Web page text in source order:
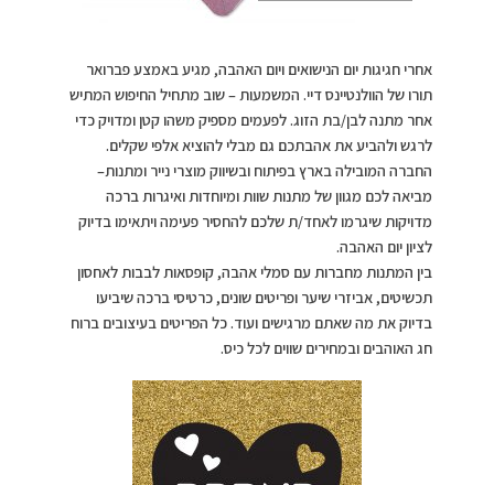
אחרי חגיגות יום הנישואים ויום האהבה, מגיע באמצע פברואר
תורו של הוולנטיינס דיי. המשמעות – שוב מתחיל החיפוש המתיש
אחר מתנה לבן/בת הזוג. לפעמים מספיק משהו קטן ומדויק כדי
לרגש ולהביע את אהבתכם גם מבלי להוציא אלפי שקלים.
החברה המובילה בארץ בפיתוח ובשיווק מוצרי נייר ומתנות–
מביאה לכם מגוון של מתנות שוות ומיוחדות ואיגרות ברכה
מדויקות שיגרמו לאחד/ת שלכם להחסיר פעימה ויתאימו בדיוק
לציון יום האהבה.
בין המתנות מחברות עם סמלי אהבה, קופסאות לבבות לאחסון
תכשיטים, אביזרי שיער ופריטים שונים, כרטיסי ברכה שיביעו
בדיוק את מה שאתם מרגישים ועוד. כל הפריטים בעיצובים ברוח
חג האוהבים ובמחירים שווים לכל כיס.